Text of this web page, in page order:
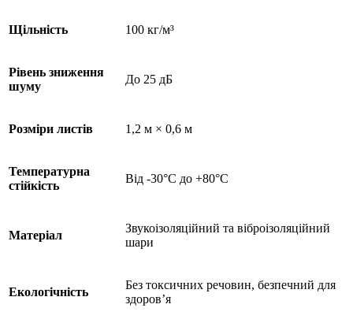
Щільність 100 кг/м³
Рівень зниження
шуму
До 25 дБ
Розміри листів 1,2 м × 0,6 м
Температурна
стійкість
Від -30°C до +80°C
Матеріал
Звукоізоляційний та віброізоляційний
шари
Екологічність
Без токсичних речовин, безпечний для
здоров’я